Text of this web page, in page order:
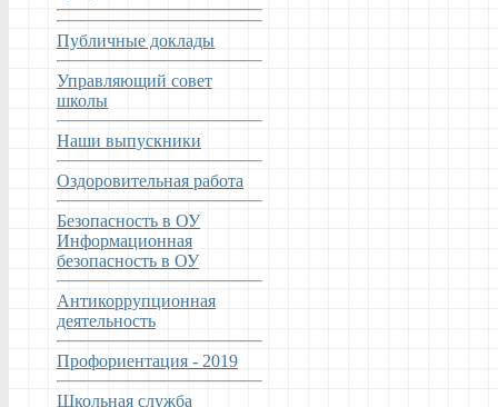
Публичные доклады
Управляющий совет
школы
Наши выпускники
Оздоровительная работа
Безопасность в ОУ
Информационная
безопасность в ОУ
Антикоррупционная
деятельность
Профориентация - 2019
Школьная служба